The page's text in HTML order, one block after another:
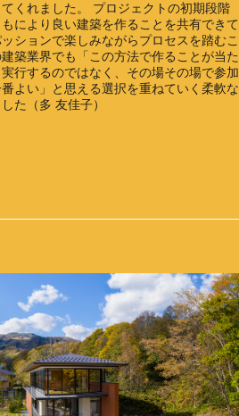
くれました。 プロジェクトの初期段階
により良い建築を作ることを共有できて
ションで楽しみながらプロセスを踏むこ
築業界でも「この方法で作ることが当た
行するのではなく、その場その場で参加
よい」と思える選択を重ねていく柔軟な
た（多 友佳子）